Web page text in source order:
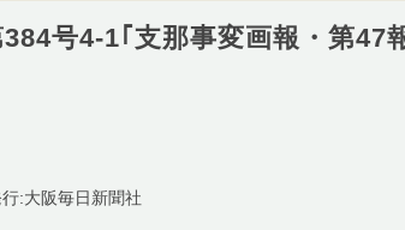
号4-1｢支那事変画報・第
:大阪毎日新聞社